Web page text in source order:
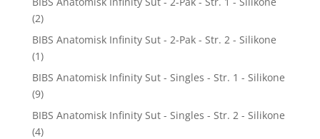
(2)
BIBS Anatomisk Infinity Sut - 2-Pak - Str. 2 - Silikone
(1)
BIBS Anatomisk Infinity Sut - Singles - Str. 1 - Silikone
(9)
BIBS Anatomisk Infinity Sut - Singles - Str. 2 - Silikone
(4)